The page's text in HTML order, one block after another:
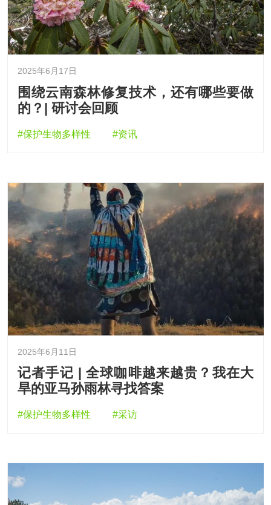
2025年6月17日
围绕云南森林修复技术，还有哪些要做
的？| 研讨会回顾
#保护生物多样性 #资讯
2025年6月11日
记者手记 | 全球咖啡越来越贵？我在大
旱的亚马孙雨林寻找答案
#保护生物多样性 #采访